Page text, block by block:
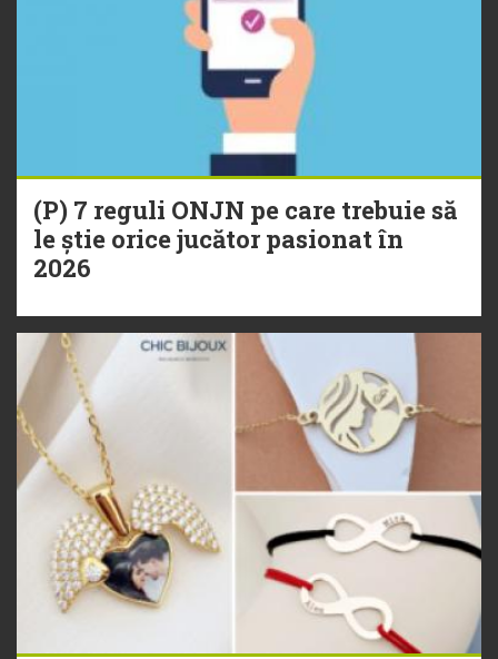
(P) 7 reguli ONJN pe care trebuie să
le știe orice jucător pasionat în
2026